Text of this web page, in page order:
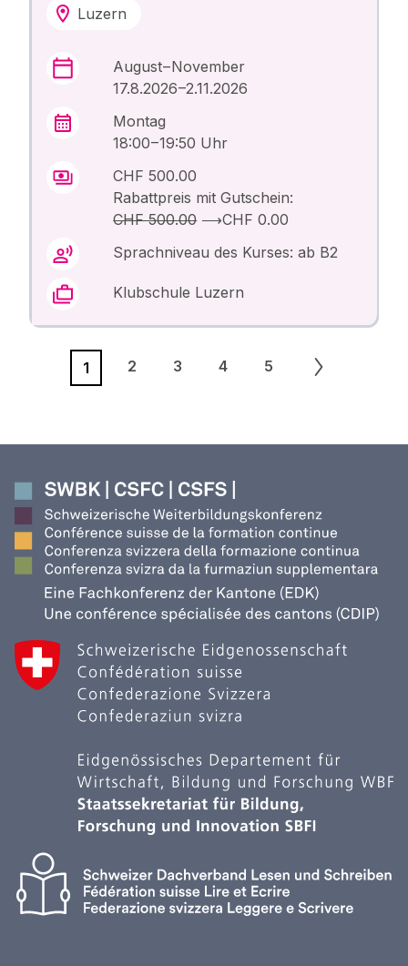
Luzern
August – November
17.8.2026 –2.11.2026
Montag
18:00 – 19:50 Uhr
CHF 500.00
Rabattpreis mit Gutschein:
CHF 500.00⟶CHF 0.00
Sprachniveau des Kurses: ab B2
Klubschule Luzern
1 2 3 4 5